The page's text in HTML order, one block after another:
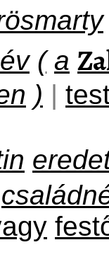
( a
) |